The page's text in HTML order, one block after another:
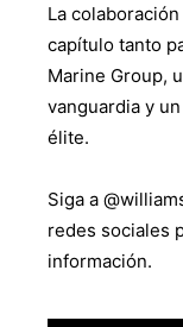
La
capítulo tanto
Marine Group,
vanguardia y
élite.
Siga a
redes sociales
información.